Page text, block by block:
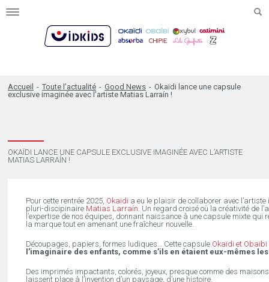
Toggle
Accueil - Toute l’actualité - Good News - Okaïdi lance une capsule
exclusive imaginée avec l’artiste Matias Larraín !
OKAÏDI LANCE UNE CAPSULE EXCLUSIVE IMAGINÉE AVEC L’ARTISTE
MATIAS LARRAÍN !
Pour cette rentrée 2025, Okaïdi a eu le plaisir de collaborer avec
pluri-discipinaire Matias Larraín. Un regard croisé où la créativité de
l’expertise de nos équipes, donnant naissance à une capsule mixte qui
la marque tout en amenant une fraîcheur nouvelle.
Découpages, papiers, formes ludiques… Cette capsule Okaïdi et Obaïbi
l’imaginaire des enfants, comme s’ils en étaient eux-mêmes
Des imprimés impactants, colorés, joyeux, presque comme des
laissent place à l’invention d’un paysage, d’une histoire.